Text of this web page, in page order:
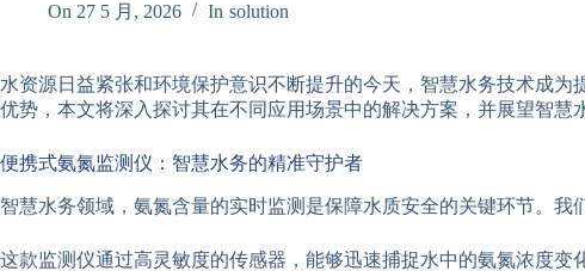
On 27 5 月, 2026 In solution
水资源日益紧张和环境保护意识不断提升的今天，智慧水务技术成
优势，本文将深入探讨其在不同应用场景中的解决方案，并展望智慧
便携式氨氮监测仪：智慧水务的精准守护者
智慧水务领域，氨氮含量的实时监测是保障水质安全的关键环节。
这款监测仪通过高灵敏度的传感器，能够迅速捕捉水中的氨氮浓度